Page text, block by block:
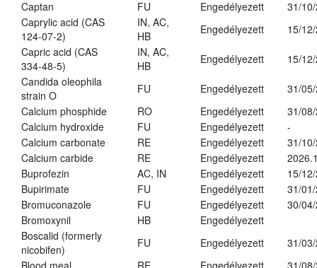
Captan
FU Engedélyezett
31/
Caprylic acid (CAS
124-07-2)
IN, AC,
HB
Engedélyezett
15/
Capric acid (CAS
334-48-5)
IN, AC,
HB
Engedélyezett
15/
Candida oleophila
strain O
FU Engedélyezett
31/
Calcium phosphide
RO Engedélyezett
31/
Calcium hydroxide
FU Engedélyezett
-
Calcium carbonate
RE Engedélyezett
31/
Calcium carbide
RE Engedélyezett
Buprofezin
AC, IN Engedélyezett
15/
Bupirimate
FU Engedélyezett
31/
Bromuconazole
FU Engedélyezett
30/
Bromoxynil
HB
Engedélyezett
Boscalid (formerly
nicobifen)
FU Engedélyezett
31/